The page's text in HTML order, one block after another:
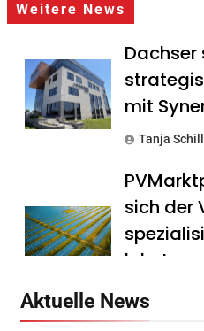
Weitere News
mit
Tanja
sich der
lohnt
Aktuelle News